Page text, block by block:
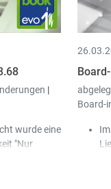
|
wurde eine
"Nur
Board-